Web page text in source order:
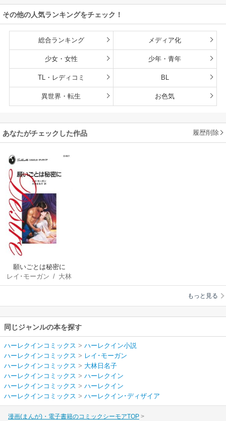
たちが俺を放って
くれない件～
その他の人気ランキングをチェック！
総合ランキング メディア化
少女・女性 少年・青年
TL・レディコミ BL
異世界・転生 お色気
あなたがチェックした作品 履歴削除
願いごとは秘密に
レイ･モーガン / 大林
日名子
もっと見る
同じジャンルの本を探す
ハーレクインコミックス > ハーレクイン小説
ハーレクインコミックス > レイ･モーガン
ハーレクインコミックス > 大林日名子
ハーレクインコミックス > ハーレクイン
ハーレクインコミックス > ハーレクイン
ハーレクインコミックス > ハーレクイン･ディザイア
漫画(まんが)・電子書籍のコミックシーモアTOP